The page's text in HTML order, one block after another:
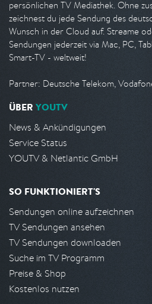
persönlichen TV Mediathek. Ohne
zeichnest du jede Sendung des
Wunsch in der Cloud auf. Streame
Sendungen jederzeit via Mac, PC,
Smart-TV - weltweit!
Partner: Deutsche Telekom,
ÜBER YOUTV
News & Ankündigungen
Service Status
YOUTV & Netlantic GmbH
SO FUNKTIONIERT'S
Sendungen online aufzeichnen
TV Sendungen ansehen
TV Sendungen downloaden
Suche im TV Programm
Preise & Shop
Kostenlos nutzen